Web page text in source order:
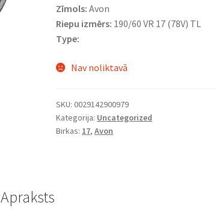
Zīmols: Avon
Riepu izmērs: 190/60 VR 17 (78V) TL
Type:
Nav noliktavā
SKU:0029142900979
Kategorija: Uncategorized
Birkas: 17,Avon
Apraksts